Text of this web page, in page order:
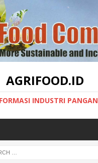
AGRIFOOD.ID
INDUSTRI PANGAN